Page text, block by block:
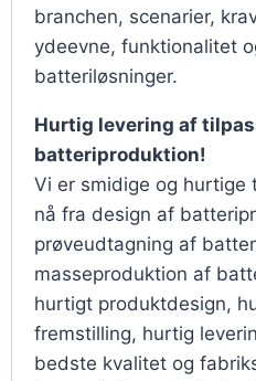
branchen, scenarier,
ydeevne, funktionalitet
batteriløsninger.
Hurtig levering af
batteriproduktion!
Vi er smidige og
nå fra design af
prøveudtagning af
masseproduktion af
hurtigt produktdesign,
fremstilling, hurtig
bedste kvalitet og